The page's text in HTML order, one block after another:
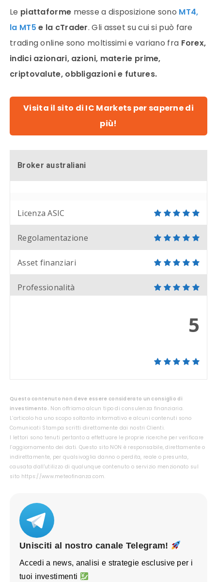
Le piattaforme messe a disposizione sono MT4,
la MT5 e la cTrader. Gli asset su cui si può fare
trading online sono moltissimi e variano fra Forex,
indici azionari, azioni, materie prime,
criptovalute, obbligazioni e futures.
Visita il sito di IC Markets per saperne di
più!
Broker australiani
Licenza ASIC
Regolamentazione
Asset finanziari
Professionalità
5
Questo contenuto non deve essere considerato un consiglio di
investimento. Non offriamo alcun tipo di consulenza finanziaria.
L’articolo ha uno scopo soltanto informativo e alcuni contenuti sono
Comunicati Stampa scritti direttamente dai nostri Clienti.
I lettori sono tenuti pertanto a effettuare le proprie ricerche per verificare
l’aggiornamento dei dati. Questo sito NON è responsabile, direttamente o
indirettamente, per qualsivoglia danno o perdita, reale o presunta,
causata dall'utilizzo di qualunque contenuto o servizio menzionato sul
sito https://www.meteofinanza.com.
Unisciti al nostro canale Telegram!
Accedi a news, analisi e strategie esclusive per i
tuoi investimenti